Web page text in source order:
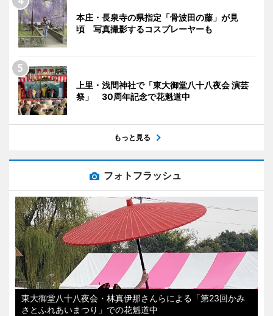
本庄・長泉寺の県指定「骨波田の藤」が見
頃 写真撮影するコスプレーヤーも
上里・浅間神社で「東大御堂八十八夜会 演芸
祭」 30周年記念で花魁道中
もっと見る
フォトフラッシュ
東大御堂八十八夜会・林真伊那さんらによる「第23回かみ
さとふれあいまつり」での花魁道中